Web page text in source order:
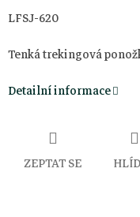
LFSJ-620
Tenká trekingová
Detailní informace
ZEPTAT SE